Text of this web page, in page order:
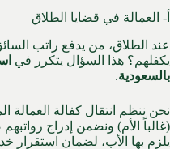
أ- العمالة في قضايا الطلاق
عند الطلاق، من يدفع راتب
يكفلهم؟ هذا السؤال يتكرر في
بالسعودية.
نحن ننظم انتقال كفالة العمالة
(غالباً الأم) ونضمن إدراج
يلزم بها الأب، لضمان استقرار